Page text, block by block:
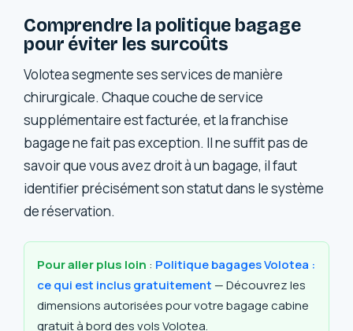
Comprendre la politique bagage
pour éviter les surcoûts
Volotea segmente ses services de manière
chirurgicale. Chaque couche de service
supplémentaire est facturée, et la franchise
bagage ne fait pas exception. Il ne suffit pas de
savoir que vous avez droit à un bagage, il faut
identifier précisément son statut dans le système
de réservation.
Pour aller plus loin : Politique bagages Volotea :
ce qui est inclus gratuitement — Découvrez les
dimensions autorisées pour votre bagage cabine
gratuit à bord des vols Volotea.